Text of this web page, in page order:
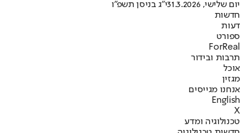
יום שלישי, 31.3.2026
י"ג בניסן תשפ"ו
חדשות
דעות
ספורט
ForReal
תרבות ובידור
אוכל
מגזין
אנחנו מגייסים
English
X
טכנולוגיה ומדע